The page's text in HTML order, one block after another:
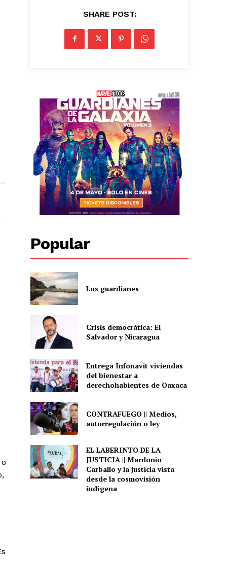
SHARE POST:
Popular
Los guardianes
Crisis democrática: El
Salvador y Nicaragua
Entrega Infonavit viviendas
del bienestar a
derechohabientes de Oaxaca
CONTRAFUEGO || Medios,
autorregulación o ley
EL LABERINTO DE LA
JUSTICIA || Mardonio
Carballo y la justicia vista
desde la cosmovisión
indígena